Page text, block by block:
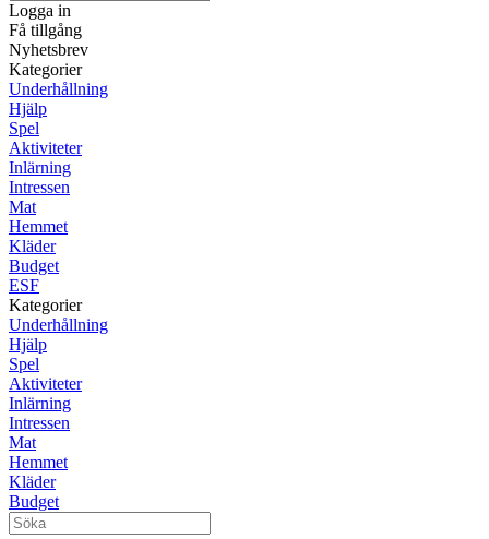
Logga in
Få tillgång
Nyhetsbrev
Kategorier
Underhållning
Hjälp
Spel
Aktiviteter
Inlärning
Intressen
Mat
Hemmet
Kläder
Budget
ESF
Kategorier
Underhållning
Hjälp
Spel
Aktiviteter
Inlärning
Intressen
Mat
Hemmet
Kläder
Budget